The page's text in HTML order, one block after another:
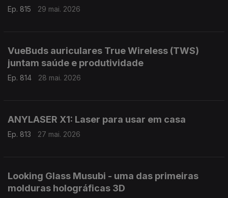
Ep. 815 29 mai. 2026
VueBuds auriculares True Wireless (TWS)
juntam saúde e produtividade
Ep. 814 28 mai. 2026
ANYLASER X1: Laser para usar em casa
Ep. 813 27 mai. 2026
Looking Glass Musubi - uma das primeiras
molduras holográficas 3D